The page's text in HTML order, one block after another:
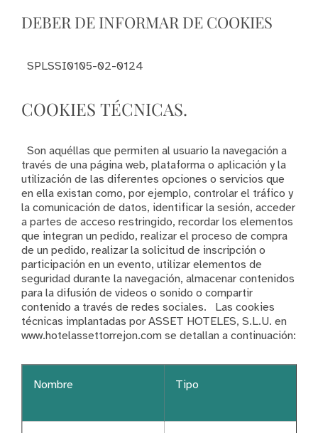
DEBER DE INFORMAR DE COOKIES
SPLSSI0105-02-0124
COOKIES TÉCNICAS.
Son aquéllas que permiten al usuario la navegación a
través de una página web, plataforma o aplicación y la
utilización de las diferentes opciones o servicios que
en ella existan como, por ejemplo, controlar el tráfico y
la comunicación de datos, identificar la sesión, acceder
a partes de acceso restringido, recordar los elementos
que integran un pedido, realizar el proceso de compra
de un pedido, realizar la solicitud de inscripción o
participación en un evento, utilizar elementos de
seguridad durante la navegación, almacenar contenidos
para la difusión de videos o sonido o compartir
contenido a través de redes sociales. Las cookies
técnicas implantadas por ASSET HOTELES, S.L.U. en
www.hotelassettorrejon.com se detallan a continuación:
Nombre Tipo